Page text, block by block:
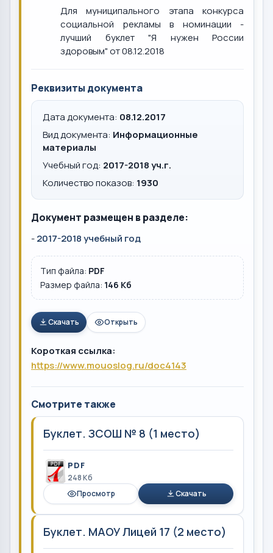
Для муниципального этапа конкурса
социальной рекламы в номинации -
лучший буклет "Я нужен России
здоровым" от 08.12.2018
Реквизиты документа
Дата документа: 08.12.2017
Вид документа: Информационные
материалы
Учебный год: 2017-2018 уч.г.
Количество показов: 1930
Документ размещен в разделе:
-2017-2018 учебный год
Тип файла: PDF
Размер файла: 146 Кб
Скачать Открыть
Короткая ссылка:
https://www.mouoslog.ru/doc4143
Смотрите также
Буклет. ЗСОШ № 8 (1 место)
PDF
248 Кб
Просмотр
Скачать
Буклет. МАОУ Лицей 17 (2 место)